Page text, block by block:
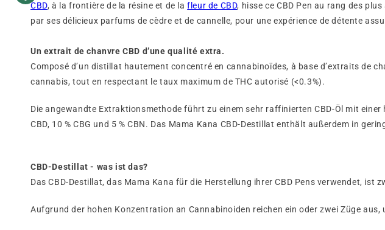
CBD, à la frontière de la résine et de lafleur de CBD, hisse ce CBD Pen au rang des
par ses délicieux parfums de cèdre et de cannelle, pour une expérience de détente
Un extrait de chanvre CBD d’une qualité extra.
Composé d’un distillat hautement concentré en cannabinoïdes, à base d’extraits de
cannabis, tout en respectant le taux maximum de THC autorisé (<0.3%).
Die angewandte Extraktionsmethode führt zu einem sehr raffinierten CBD-Öl mit
CBD, 10 % CBG und 5 % CBN. Das Mama Kana CBD-Destillat enthält außerdem in
CBD-Destillat - was ist das?
Das CBD-Destillat, das Mama Kana für die Herstellung ihrer CBD Pens verwendet, ist
Aufgrund der hohen Konzentration an Cannabinoiden reichen ein oder zwei Züge